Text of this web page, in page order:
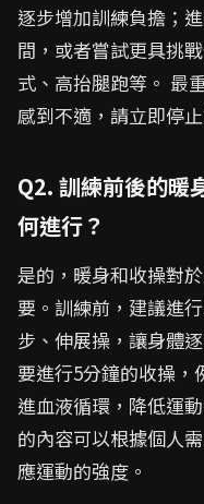
逐步增加訓練負擔；
間，或者嘗試更具挑
式、高抬腿跑等。 最
感到不適，請立即停
Q2. 訓練前後的暖
何進行？
是的，暖身和收操對
要。訓練前，建議進
步、伸展操，讓身體
要進行5分鐘的收操，
進血液循環，降低運
的內容可以根據個人
應運動的強度。